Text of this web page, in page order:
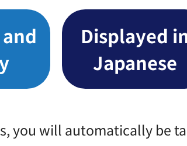
Displayed
Japanese
you will automatically be
紙などに包んで「キケン」の表